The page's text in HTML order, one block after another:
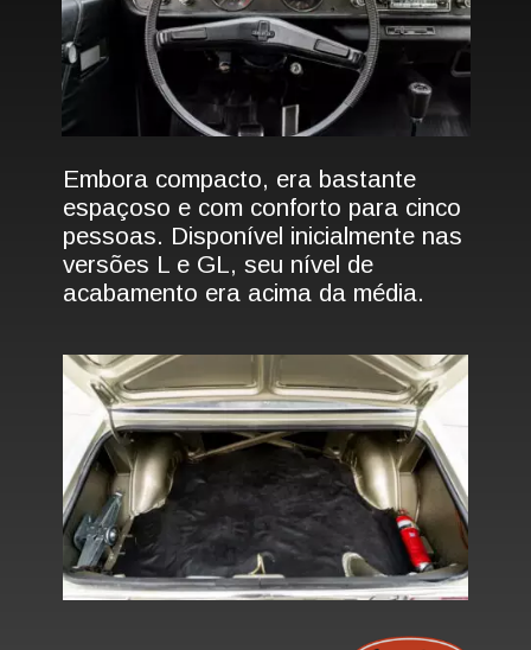
Embora compacto, era bastante
espaçoso e com conforto para cinco
pessoas. Disponível inicialmente nas
versões L e GL, seu nível de
acabamento era acima da média.